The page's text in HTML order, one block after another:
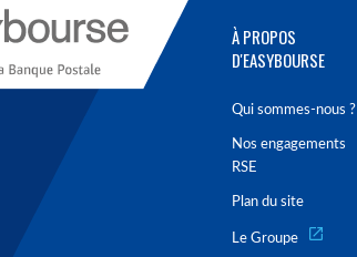
À PROPOS
D'EASYBOURSE
Qui sommes-nous ?
Nos engagements
RSE
Plan du site
Le Groupe